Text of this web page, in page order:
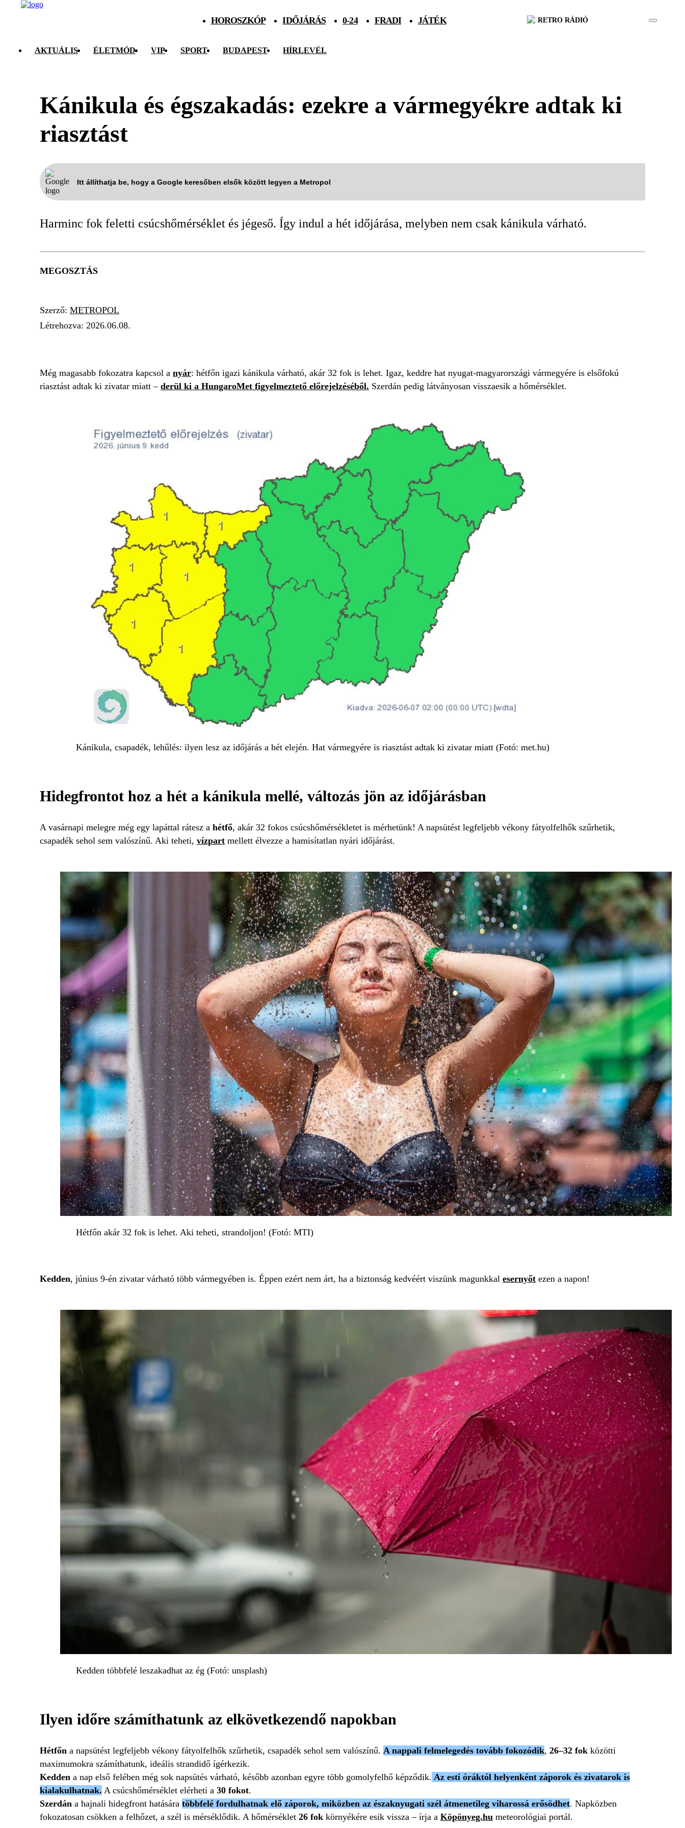
HOROSZKÓP IDŐJÁRÁS 0-24 FRADI JÁTÉK RETRO RÁDIÓ
AKTUÁLIS ÉLETMÓD VIP SPORT BUDAPEST HÍRLEVÉL
Kánikula és égszakadás: ezekre a vármegyékre adtak ki
riasztást
Itt állíthatja be, hogy a Google keresőben elsők között legyen a Metropol
Harminc fok feletti csúcshőmérséklet és jégeső. Így indul a hét időjárása, melyben nem csak kánikula várható.
MEGOSZTÁS
Szerző: METROPOL
Létrehozva: 2026.06.08.
Még magasabb fokozatra kapcsol a nyár: hétfőn igazi kánikula várható, akár 32 fok is lehet. Igaz, keddre hat nyugat-magyarországi vármegyére is elsőfokú
riasztást adtak ki zivatar miatt – derül ki a HungaroMet figyelmeztető előrejelzéséből. Szerdán pedig látványosan visszaesik a hőmérséklet.
Kánikula, csapadék, lehűlés: ilyen lesz az időjárás a hét elején. Hat vármegyére is riasztást adtak ki zivatar miatt (Fotó: met.hu)
Hidegfrontot hoz a hét a kánikula mellé, változás jön az időjárásban
A vasárnapi melegre még egy lapáttal rátesz a hétfő, akár 32 fokos csúcshőmérsékletet is mérhetünk! A napsütést legfeljebb vékony fátyolfelhők szűrhetik,
csapadék sehol sem valószínű. Aki teheti, vízpart mellett élvezze a hamisítatlan nyári időjárást.
Hétfőn akár 32 fok is lehet. Aki teheti, strandoljon! (Fotó: MTI)
Kedden, június 9-én zivatar várható több vármegyében is. Éppen ezért nem árt, ha a biztonság kedvéért viszünk magunkkal esernyőt ezen a napon!
Kedden többfelé leszakadhat az ég (Fotó: unsplash)
Ilyen időre számíthatunk az elkövetkezendő napokban
Hétfőn a napsütést legfeljebb vékony fátyolfelhők szűrhetik, csapadék sehol sem valószínű. A nappali felmelegedés tovább fokozódik, 26–32 fok közötti
maximumokra számíthatunk, ideális strandidő ígérkezik.
Kedden a nap első felében még sok napsütés várható, később azonban egyre több gomolyfelhő képződik. Az esti óráktól helyenként záporok és zivatarok is
kialakulhatnak. A csúcshőmérséklet elérheti a 30 fokot.
Szerdán a hajnali hidegfront hatására többfelé fordulhatnak elő záporok, miközben az északnyugati szél átmenetileg viharossá erősödhet. Napközben
fokozatosan csökken a felhőzet, a szél is mérséklődik. A hőmérséklet 26 fok környékére esik vissza – írja a Köpönyeg.hu meteorológiai portál.